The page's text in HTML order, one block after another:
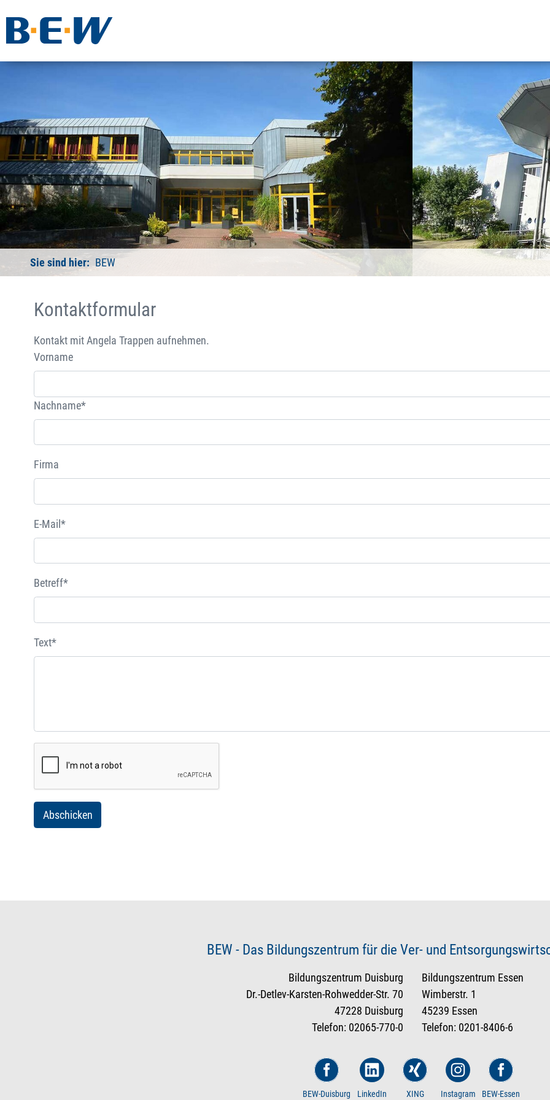
Sie sind hier: BEW
Kontaktformular
Kontakt mit Angela Trappen aufnehmen.
Vorname
Nachname*
Firma
E-Mail*
Betreff*
Text*
BEW - Das Bildungszentrum für die Ver- und
Bildungszentrum Duisburg
Dr.-Detlev-Karsten-Rohwedder-Str. 70
47228 Duisburg
Telefon: 02065-770-0
Bildungszentrum Essen
Wimberstr. 1
45239 Essen
Telefon: 0201-8406-6
BEW-Duisburg LinkedIn XING Instagram BEW-Essen